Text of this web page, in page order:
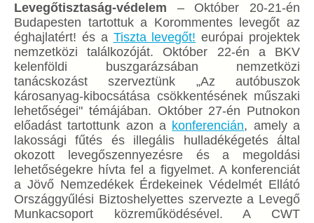
Levegőtisztaság-védelem – Október 20-21-én
Budapesten tartottuk a Korommentes levegőt az
éghajlatért! és a Tiszta levegőt! európai projektek
nemzetközi találkozóját. Október 22-én a BKV
kelenföldi buszgarázsában nemzetközi
tanácskozást szerveztünk „Az autóbuszok
károsanyag-kibocsátása csökkentésének műszaki
lehetőségei" témájában. Október 27-én Putnokon
előadást tartottunk azon a konferencián, amely a
lakossági fűtés és illegális hulladékégetés által
okozott levegőszennyezésre és a megoldási
lehetőségekre hívta fel a figyelmet. A konferenciát
a Jövő Nemzedékek Érdekeinek Védelmét Ellátó
Országgyűlési Biztoshelyettes szervezte a Levegő
Munkacsoport közreműködésével. A CWT